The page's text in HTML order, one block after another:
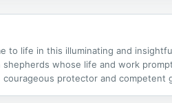
to life in this illuminating and
whose life and work
protector and